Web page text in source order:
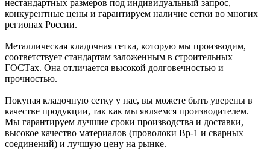
нестандартных размеров под индивидуальный запрос,
конкурентные цены и гарантируем наличие сетки во многих
регионах России.
Металлическая кладочная сетка, которую мы производим,
соответствует стандартам заложенным в строительных
ГОСТах. Она отличается высокой долговечностью и
прочностью.
Покупая кладочную сетку у нас, вы можете быть уверены в
качестве продукции, так как мы являемся производителем.
Мы гарантируем лучшие сроки производства и доставки,
высокое качество материалов (проволоки Вр-1 и сварных
соединений) и лучшую цену на рынке.